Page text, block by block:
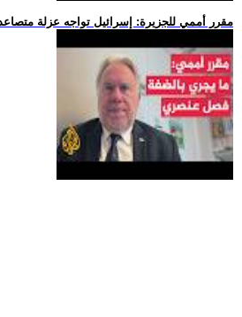
.. مقرر أممي للجزيرة: إسرائيل تواجه عزلة